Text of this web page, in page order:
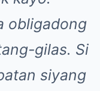
obligadong
gilas. Si
siyang